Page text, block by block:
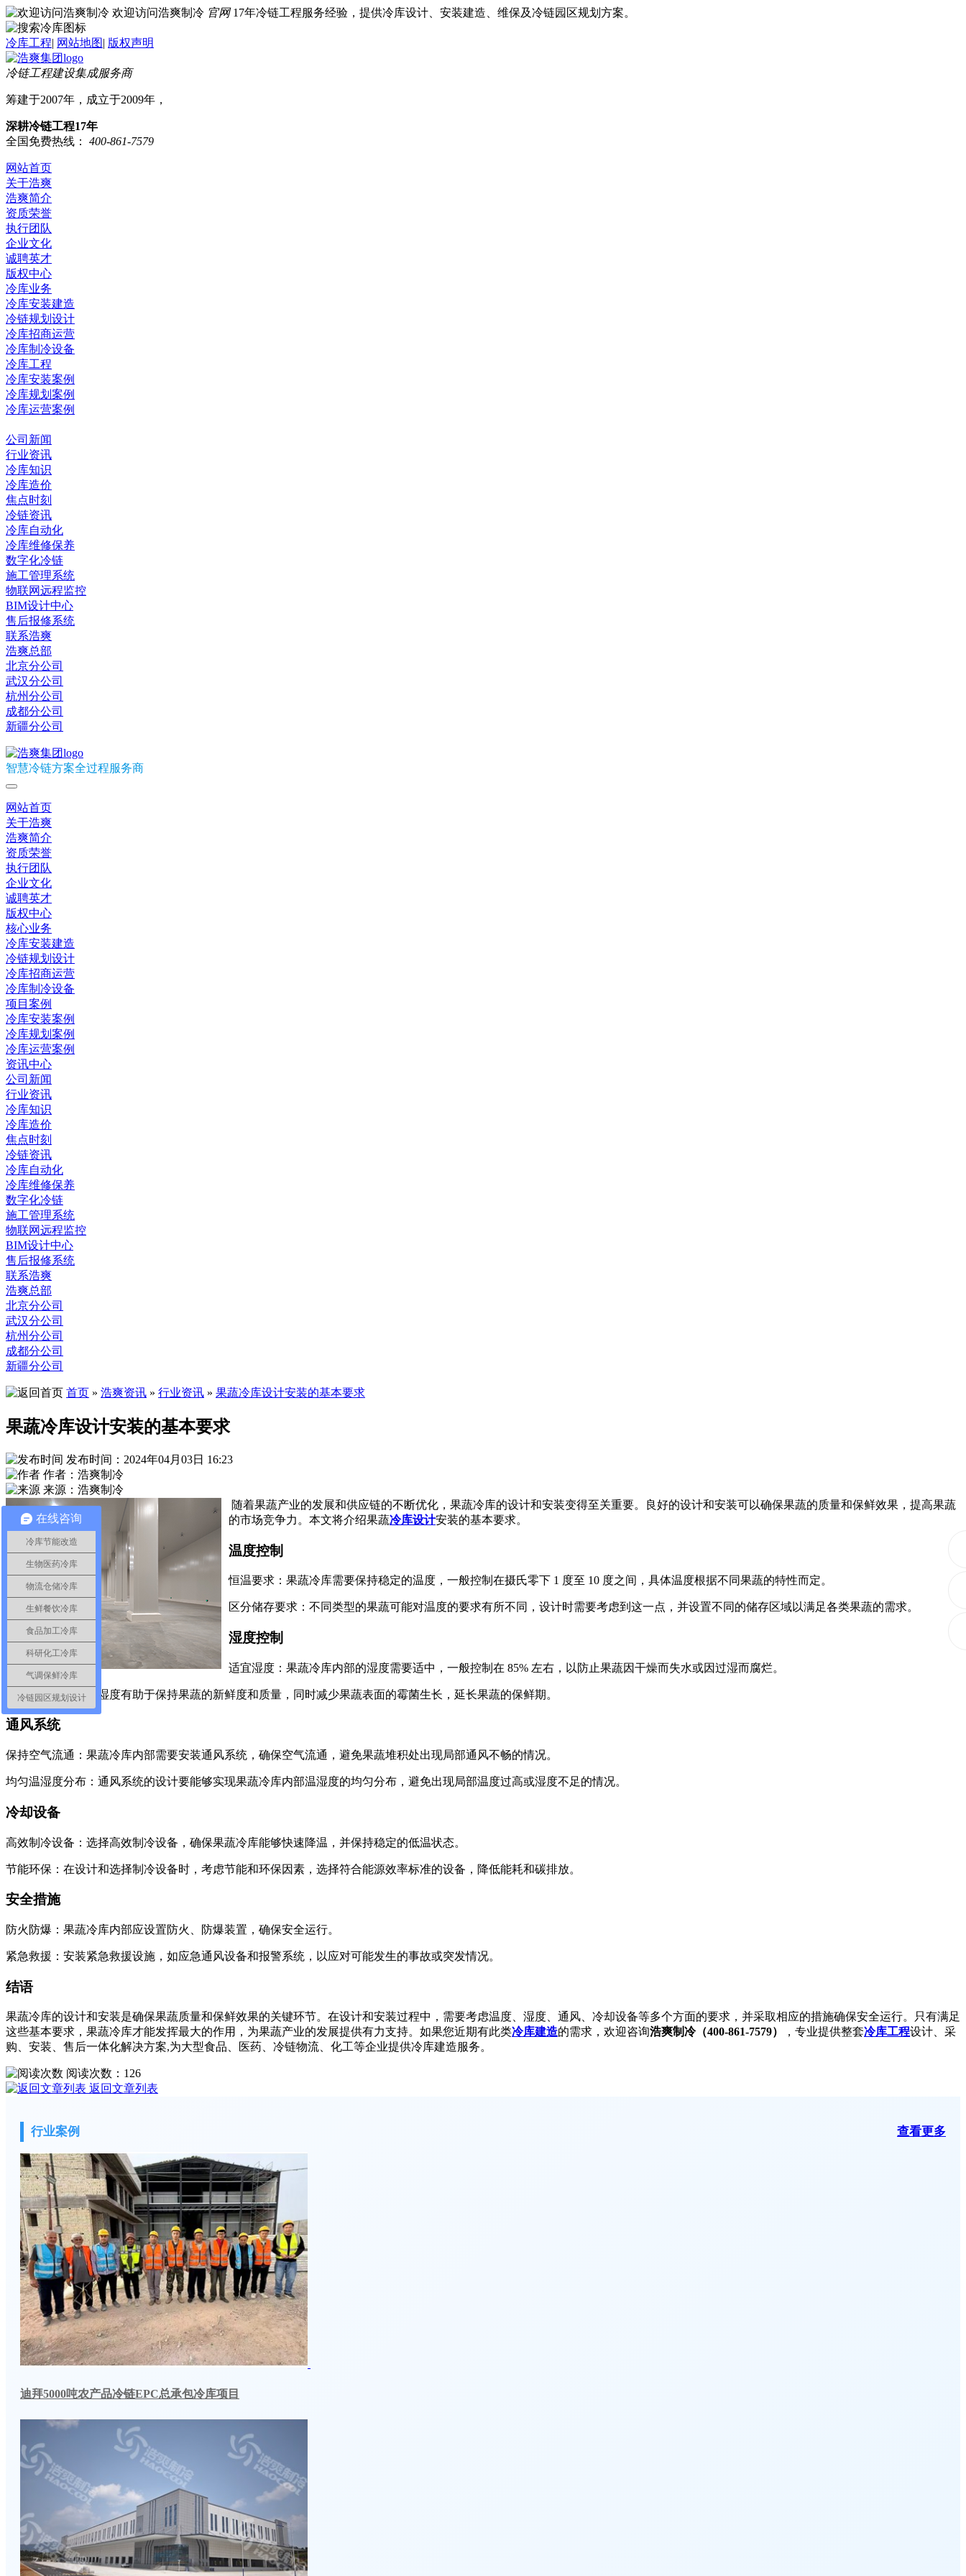
欢迎访问浩爽制冷 官网 17年冷链工程服务经验，提供冷库设计、安装建造、维保及冷链园区规划方案。
冷库工程| 网站地图| 版权声明
冷链工程建设集成服务商
筹建于2007年，成立于2009年，
深耕冷链工程17年
全国免费热线：
400-861-7579
网站首页
关于浩爽
浩爽简介
资质荣誉
执行团队
企业文化
诚聘英才
版权中心
冷库业务
冷库安装建造
冷链规划设计
冷库招商运营
冷库制冷设备
冷库工程
冷库安装案例
冷库规划案例
冷库运营案例
公司新闻
行业资讯
冷库知识
冷库造价
焦点时刻
冷链资讯
冷库自动化
冷库维修保养
数字化冷链
施工管理系统
物联网远程监控
BIM设计中心
售后报修系统
联系浩爽
浩爽总部
北京分公司
武汉分公司
杭州分公司
成都分公司
新疆分公司
智慧冷链方案全过程服务商
网站首页
关于浩爽
浩爽简介
资质荣誉
执行团队
企业文化
诚聘英才
版权中心
核心业务
冷库安装建造
冷链规划设计
冷库招商运营
冷库制冷设备
项目案例
冷库安装案例
冷库规划案例
冷库运营案例
资讯中心
公司新闻
行业资讯
冷库知识
冷库造价
焦点时刻
冷链资讯
冷库自动化
冷库维修保养
数字化冷链
施工管理系统
物联网远程监控
BIM设计中心
售后报修系统
联系浩爽
浩爽总部
北京分公司
武汉分公司
杭州分公司
成都分公司
新疆分公司
首页 » 浩爽资讯 » 行业资讯 » 果蔬冷库设计安装的基本要求
果蔬冷库设计安装的基本要求
发布时间：2024年04月03日 16:23
作者：浩爽制冷
来源：浩爽制冷
随着果蔬产业的发展和供应链的不断优化，果蔬冷库的设计和安装变得至关重要。良好的设计和安装可以确保果蔬的质量和保鲜效果，提高果蔬
的市场竞争力。本文将介绍果蔬冷库设计安装的基本要求。
温度控制
恒温要求：果蔬冷库需要保持稳定的温度，一般控制在摄氏零下 1 度至 10 度之间，具体温度根据不同果蔬的特性而定。
区分储存要求：不同类型的果蔬可能对温度的要求有所不同，设计时需要考虑到这一点，并设置不同的储存区域以满足各类果蔬的需求。
湿度控制
适宜湿度：果蔬冷库内部的湿度需要适中，一般控制在 85% 左右，以防止果蔬因干燥而失水或因过湿而腐烂。
防霉防腐：适当的湿度有助于保持果蔬的新鲜度和质量，同时减少果蔬表面的霉菌生长，延长果蔬的保鲜期。
通风系统
保持空气流通：果蔬冷库内部需要安装通风系统，确保空气流通，避免果蔬堆积处出现局部通风不畅的情况。
均匀温湿度分布：通风系统的设计要能够实现果蔬冷库内部温湿度的均匀分布，避免出现局部温度过高或湿度不足的情况。
冷却设备
高效制冷设备：选择高效制冷设备，确保果蔬冷库能够快速降温，并保持稳定的低温状态。
节能环保：在设计和选择制冷设备时，考虑节能和环保因素，选择符合能源效率标准的设备，降低能耗和碳排放。
安全措施
防火防爆：果蔬冷库内部应设置防火、防爆装置，确保安全运行。
紧急救援：安装紧急救援设施，如应急通风设备和报警系统，以应对可能发生的事故或突发情况。
结语
果蔬冷库的设计和安装是确保果蔬质量和保鲜效果的关键环节。在设计和安装过程中，需要考虑温度、湿度、通风、冷却设备等多个方面的要求，并采取相应的措施确保安全运行。只有满足
这些基本要求，果蔬冷库才能发挥最大的作用，为果蔬产业的发展提供有力支持。如果您近期有此类冷库建造的需求，欢迎咨询浩爽制冷（400-861-7579） ，专业提供整套冷库工程设计、采
购、安装、售后一体化解决方案,为大型食品、医药、冷链物流、化工等企业提供冷库建造服务。
阅读次数： 126
返回文章列表
行业案例 查看更多
迪拜5000吨农产品冷链EPC总承包冷库项目
在线咨询
冷库节能改造
生物医药冷库
物流仓储冷库
生鲜餐饮冷库
食品加工冷库
科研化工冷库
气调保鲜冷库
冷链园区规划设计